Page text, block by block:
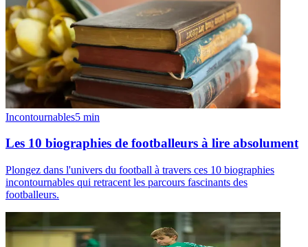
Incontournables5 min
Les 10 biographies de footballeurs à lire absolument
Plongez dans l'univers du football à travers ces 10 biographies
incontournables qui retracent les parcours fascinants des
footballeurs.